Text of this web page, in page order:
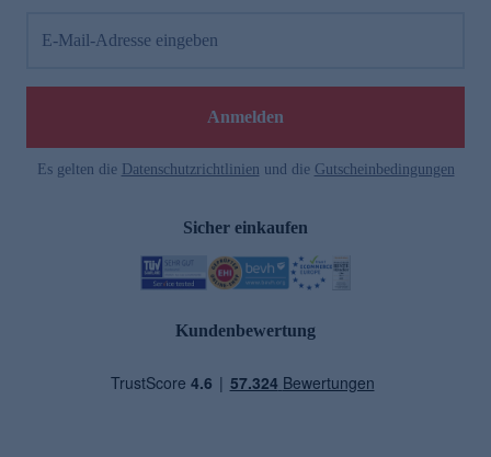
E-Mail-Adresse eingeben
Anmelden
Es gelten die Datenschutzrichtlinien und die Gutscheinbedingungen
Sicher einkaufen
Kundenbewertung